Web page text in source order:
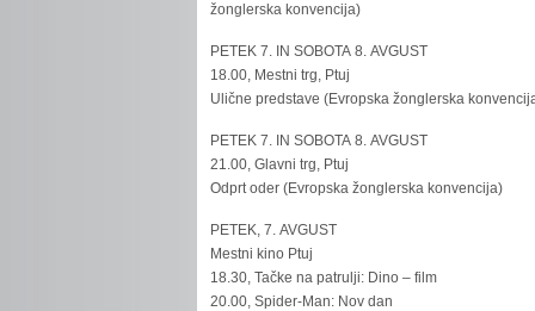
žonglerska konvencija)
PETEK 7. IN SOBOTA 8. AVGUST
18.00, Mestni trg, Ptuj
Ulične predstave (Evropska žonglerska
PETEK 7. IN SOBOTA 8. AVGUST
21.00, Glavni trg, Ptuj
Odprt oder (Evropska žonglerska konvencija)
PETEK, 7. AVGUST
Mestni kino Ptuj
18.30, Tačke na patrulji: Dino – film
20.00, Spider-Man: Nov dan